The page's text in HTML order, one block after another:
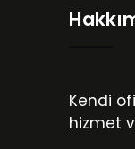
Kendi
hizmet